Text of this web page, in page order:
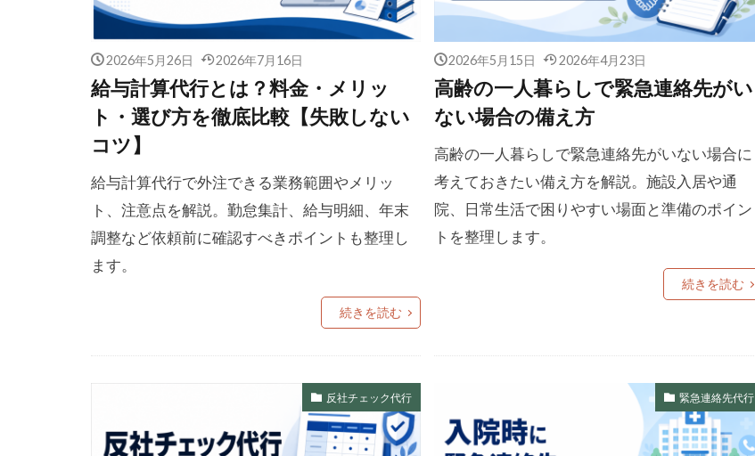
2026年5月26日 2026年7月16日
給与計算代行とは？料金・メリッ
ト・選び方を徹底比較【失敗しない
コツ】
給与計算代行で外注できる業務範囲やメリッ
ト、注意点を解説。勤怠集計、給与明細、年末
調整など依頼前に確認すべきポイントも整理し
ます。
続きを読む
2026年5月15日 2026年4月23日
高齢の一人暮らしで緊急連絡先がい
ない場合の備え方
高齢の一人暮らしで緊急連絡先がいない場合に
考えておきたい備え方を解説。施設入居や通
院、日常生活で困りやすい場面と準備のポイン
トを整理します。
続きを読む
反社チェック代行 緊急連絡先代行